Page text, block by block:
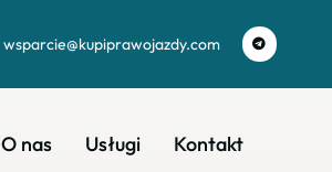
wsparcie@kupiprawojazdy.com
O nas Usługi Kontakt